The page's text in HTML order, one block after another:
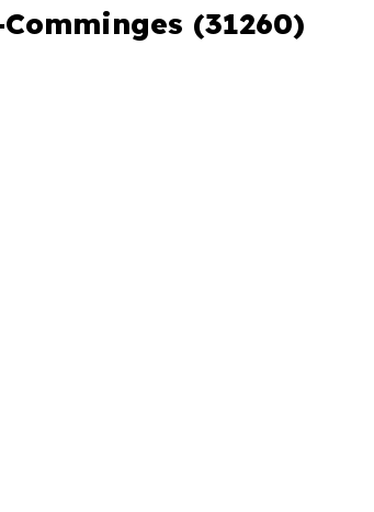
du
disponibles à
présente deux
tout projet
(31260)